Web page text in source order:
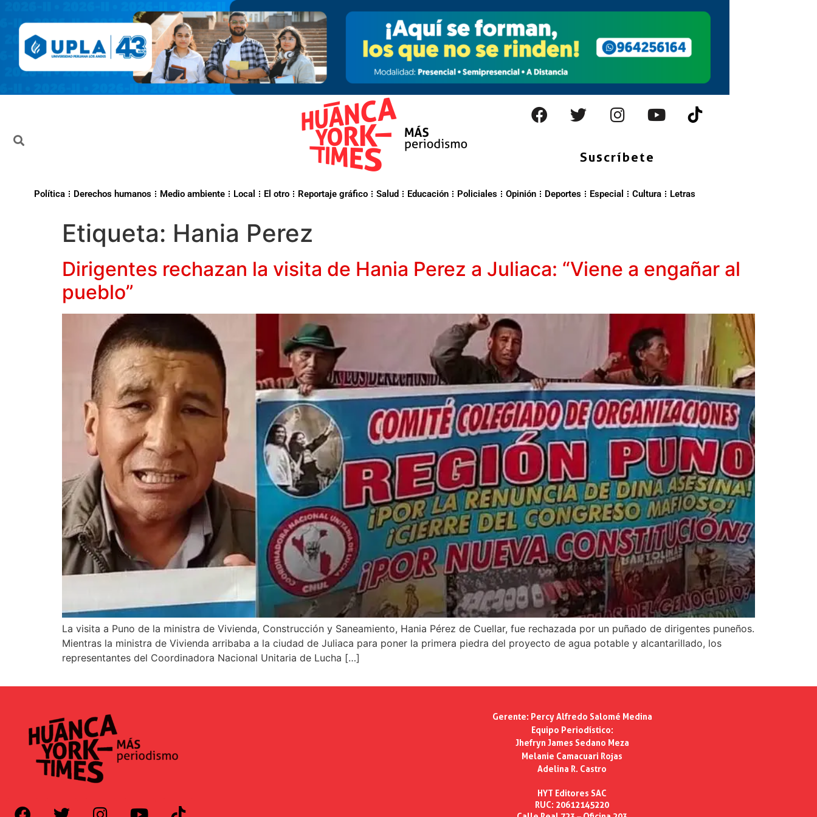
Suscríbete
Política Derechos humanos Medio ambiente Local El otro Reportaje gráfico Salud Educación Policiales Opinión Deportes Especial Cultura Letras
Etiqueta: Hania Perez
Dirigentes rechazan la visita de Hania Perez a Juliaca: “Viene a engañar al
pueblo”
La visita a Puno de la ministra de Vivienda, Construcción y Saneamiento, Hania Pérez de Cuellar, fue rechazada por un puñado de dirigentes puneños.
Mientras la ministra de Vivienda arribaba a la ciudad de Juliaca para poner la primera piedra del proyecto de agua potable y alcantarillado, los
representantes del Coordinadora Nacional Unitaria de Lucha […]
Gerente: Percy Alfredo Salomé Medina
Equipo Periodístico:
Jhefryn James Sedano Meza
Melanie Camacuari Rojas
Adelina R. Castro
HYT Editores SAC
RUC: 20612145220